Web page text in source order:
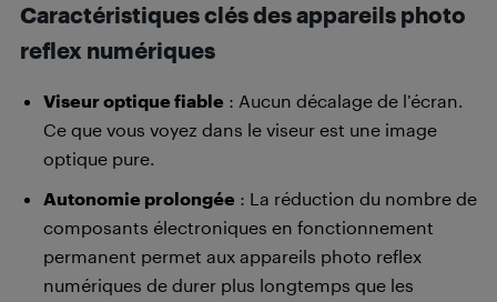
Caractéristiques clés des appareils photo
reflex numériques
Viseur optique fiable : Aucun décalage de l’écran.
Ce que vous voyez dans le viseur est une image
optique pure.
Autonomie prolongée : La réduction du nombre de
composants électroniques en fonctionnement
permanent permet aux appareils photo reflex
numériques de durer plus longtemps que les